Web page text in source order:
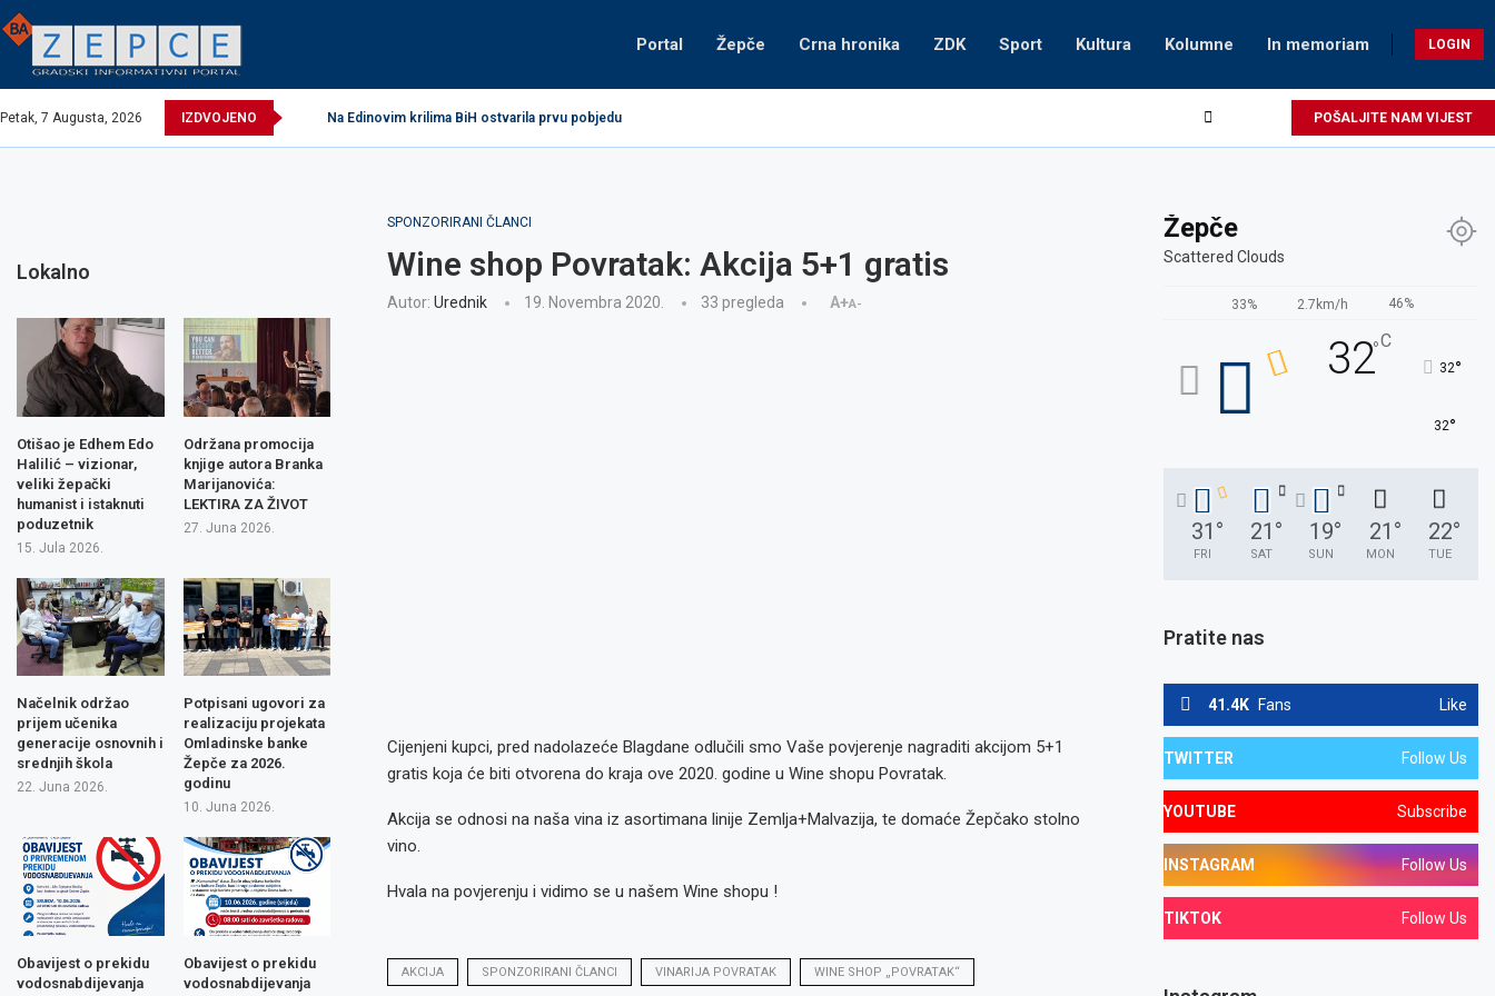
Portal Žepče Crna hronika ZDK Sport Kultura Kolumne In memoriam LOGIN
Petak, 7 Augusta, 2026 IZDVOJENO Na Edinovim krilima BiH ostvarila prvu pobjedu POŠALJITE NAM VIJEST
SPONZORIRANI ČLANCI
Wine shop Povratak: Akcija 5+1 gratis
Autor: Urednik 19. Novembra 2020. 33 pregleda A+A-
Cijenjeni kupci, pred nadolazeće Blagdane odlučili smo Vaše povjerenje nagraditi akcijom 5+1
gratis koja će biti otvorena do kraja ove 2020. godine u Wine shopu Povratak.
Akcija se odnosi na naša vina iz asortimana linije Zemlja+Malvazija, te domaće Žepčako stolno
vino.
Hvala na povjerenju i vidimo se u našem Wine shopu !
AKCIJA SPONZORIRANI ČLANCI VINARIJA POVRATAK WINE SHOP „POVRATAK“
Žepče
Scattered Clouds
33% 2.7km/h 46%
32°C
32°
32°
31 °
FRI
21 °
SAT
19°
SUN
21 °
MON
22°
TUE
Pratite nas
41.4K Fans Like
TWITTER Follow Us
YOUTUBE Subscribe
INSTAGRAM Follow Us
TIKTOK Follow Us
Lokalno
Otišao je Edhem Edo
Halilić – vizionar,
veliki žepački
humanist i istaknuti
poduzetnik
15. Jula 2026.
Održana promocija
knjige autora Branka
Marijanovića:
LEKTIRA ZA ŽIVOT
27. Juna 2026.
Načelnik održao
prijem učenika
generacije osnovnih i
srednjih škola
22. Juna 2026.
Potpisani ugovori za
realizaciju projekata
Omladinske banke
Žepče za 2026.
godinu
10. Juna 2026.
Obavijest o prekidu
vodosnabdijevanja
Obavijest o prekidu
vodosnabdijevanja